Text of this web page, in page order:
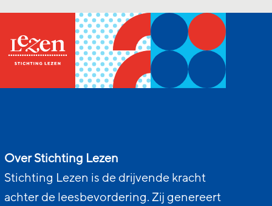
Over Stichting Lezen
Stichting Lezen is de drijvende kracht
achter de leesbevordering. Zij genereert